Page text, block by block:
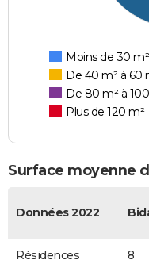
Moins de 30 m²
De 40 m² à 60
De 80 m² à
Plus de 120 m²
Surface moyenne
Données 2022
Résidences
8